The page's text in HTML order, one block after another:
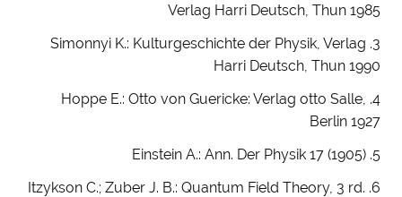
Verlag Harri Deutsch, Thun 1985
3. Simonnyi K.: Kulturgeschichte der Physik, Verlag
Harri Deutsch, Thun 1990
4. Hoppe E.: Otto von Guericke: Verlag otto Salle,
Berlin 1927
5. Einstein A.: Ann. Der Physik 17 (1905)
6. Itzykson C.; Zuber J. B.: Quantum Field Theory, 3 rd.